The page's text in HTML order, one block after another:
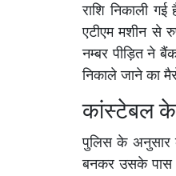
राशि निकाली
एटीएम मशीन से
नम्बर पीड़ित ने
निकाले जाने का
कांस्टेबल के
पुलिस के अनुसार
बनकर उसके पास